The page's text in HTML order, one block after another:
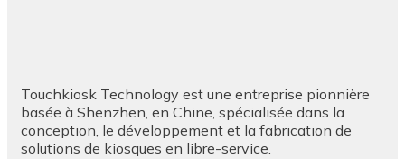
Touchkiosk Technology est une entreprise pionnière
basée à Shenzhen, en Chine, spécialisée dans la
conception, le développement et la fabrication de
solutions de kiosques en libre-service.